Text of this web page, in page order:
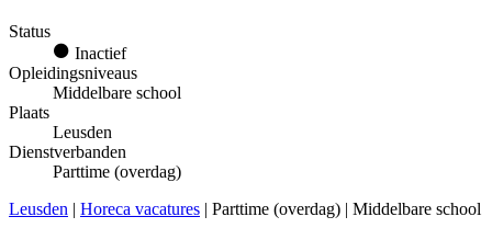
Status
Inactief
Opleidingsniveaus
Middelbare school
Plaats
Leusden
Dienstverbanden
Parttime (overdag)
Leusden | Horeca vacatures | Parttime (overdag) | Middelbare school